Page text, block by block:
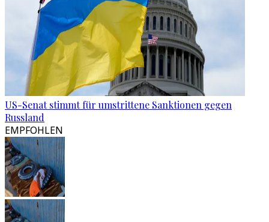
US-Senat stimmt für umstrittene Sanktionen gegen
Russland
EMPFOHLEN